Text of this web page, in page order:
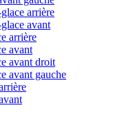
arrière
avant
arrière
avant
avant droit
avant gauche